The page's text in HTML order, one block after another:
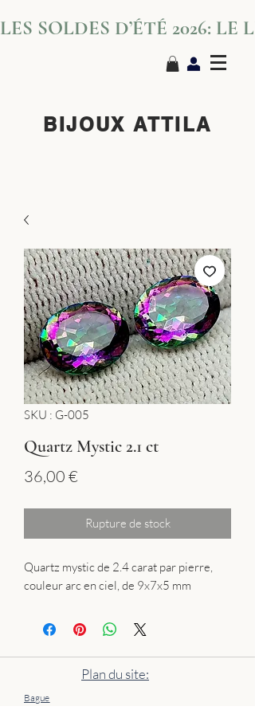
BIJOUX ATTILA
LES SOLDES D’ÉTÉ 2026:
SKU : G-005
Quartz Mystic 2.1 ct
36,00 €
Rupture de stock
Quartz mystic de 2.4 carat par pierre,
couleur arc en ciel, de 9x7x5 mm
Plan du site:
Bague